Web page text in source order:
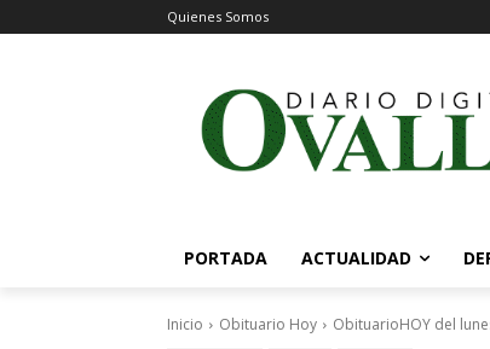
Quienes Somos
PORTADA ACTUALIDAD
Inicio Obituario Hoy ObituarioHOY del